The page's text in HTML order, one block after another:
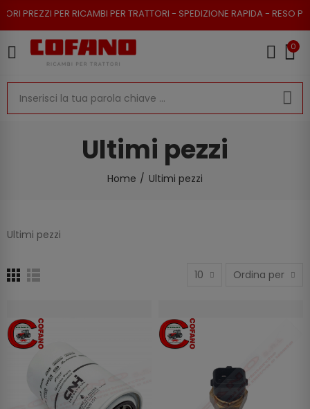
PER RICAMBI PER TRATTORI - SPEDIZIONE RAPIDA - RESO POSSIBILE
0
Ultimi pezzi
Home Ultimi pezzi
Ultimi pezzi
10 Ordina per